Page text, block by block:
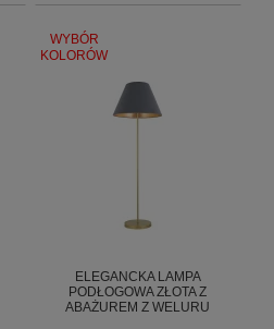
WYBÓR
KOLORÓW
ELEGANCKA LAMPA
PODŁOGOWA ZŁOTA Z
ABAŻUREM Z WELURU